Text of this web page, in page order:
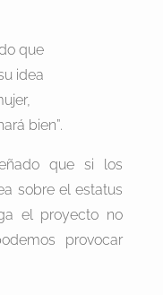
que
idea
bien”.
que si los
sobre el estatus
el proyecto no
provocar